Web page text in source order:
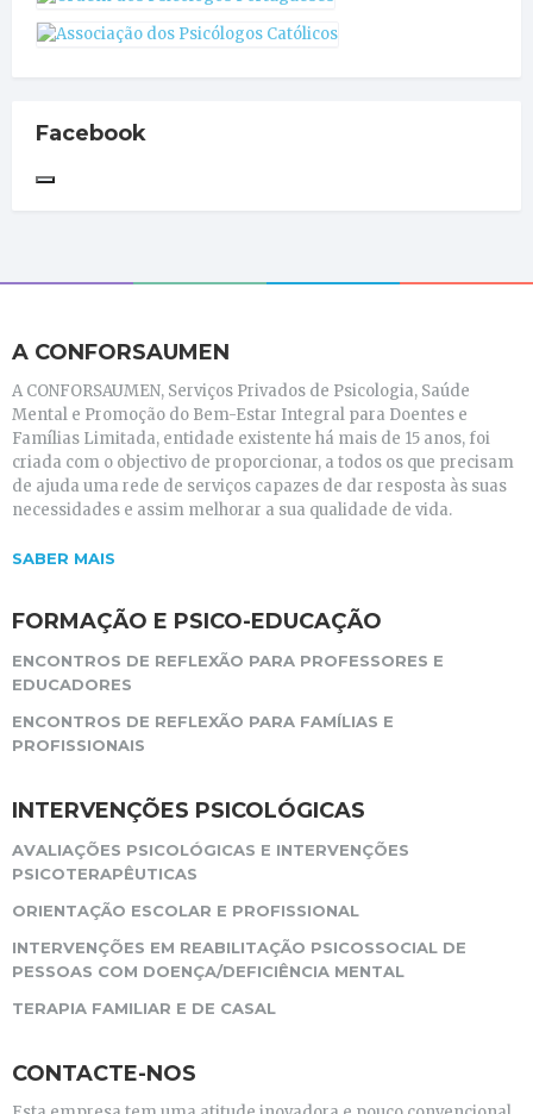
Facebook
A CONFORSAUMEN
A CONFORSAUMEN, Serviços Privados de Psicologia, Saúde
Mental e Promoção do Bem-Estar Integral para Doentes e
Famílias Limitada, entidade existente há mais de 15 anos, foi
criada com o objectivo de proporcionar, a todos os que precisam
de ajuda uma rede de serviços capazes de dar resposta às suas
necessidades e assim melhorar a sua qualidade de vida.
SABER MAIS
FORMAÇÃO E PSICO-EDUCAÇÃO
ENCONTROS DE REFLEXÃO PARA PROFESSORES E
EDUCADORES
ENCONTROS DE REFLEXÃO PARA FAMÍLIAS E
PROFISSIONAIS
INTERVENÇÕES PSICOLÓGICAS
AVALIAÇÕES PSICOLÓGICAS E INTERVENÇÕES
PSICOTERAPÊUTICAS
ORIENTAÇÃO ESCOLAR E PROFISSIONAL
INTERVENÇÕES EM REABILITAÇÃO PSICOSSOCIAL DE
PESSOAS COM DOENÇA/DEFICIÊNCIA MENTAL
TERAPIA FAMILIAR E DE CASAL
CONTACTE-NOS